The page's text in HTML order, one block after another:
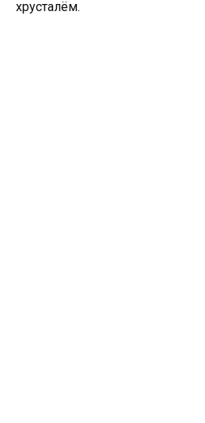
хрусталём.